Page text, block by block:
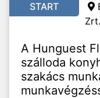
START
Zrt.
A Hunguest
szálloda
szakács